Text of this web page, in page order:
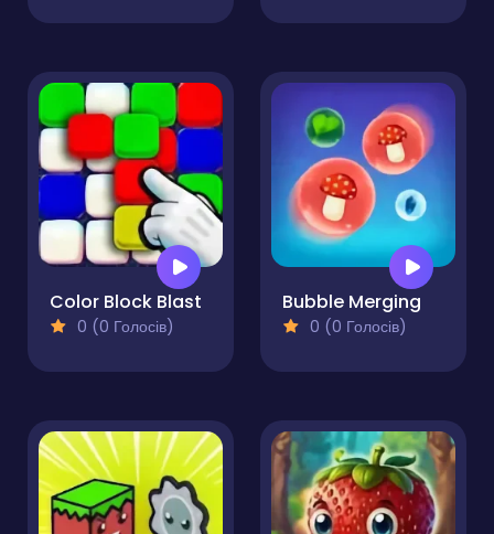
Color Block Blast
0 (0 Голосів)
Bubble Merging
0 (0 Голосів)